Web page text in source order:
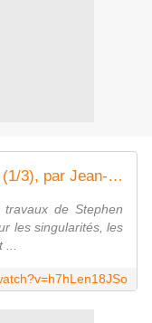
Les travaux de Stephen Hawking (1/3), par Jean-Pierre Luminet
de Stephen
les singularités, les